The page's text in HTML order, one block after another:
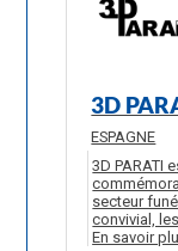
3D
ESPAGNE
3D PARATI
secteur
convivial, les
En savoir